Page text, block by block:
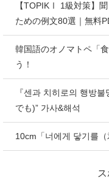
【TOPIKⅠ 1級対策】
ための例文80選｜無料
韓国語のオノマトペ「
う！
『센과 치히로의 행방
でも)” 가사&해석
10cm「너에게 닿기를